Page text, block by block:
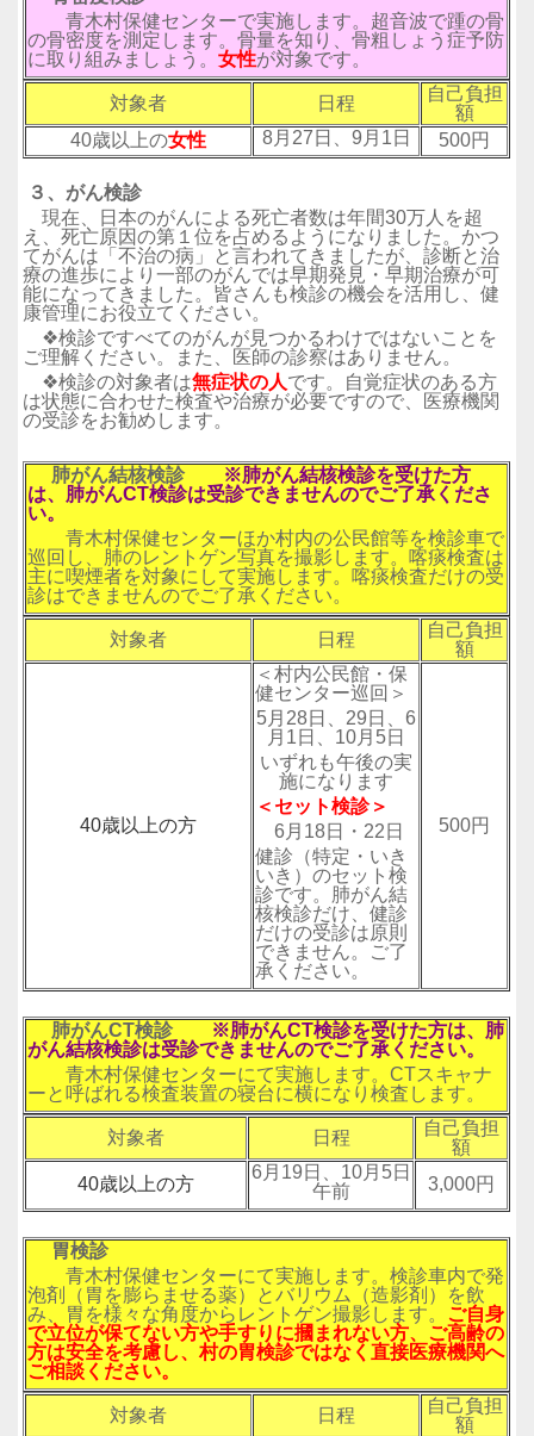
青木村保健センターで実施します。超音波で踵の骨
の骨密度を測定します。骨量を知り、骨粗しょう症予防
に取り組みましょう。女性が対象です。
対象者 日程
自己負担
額
40歳以上の女性 8月27日、9月1日 500円
３、がん検診
現在、日本のがんによる死亡者数は年間30万人を超
え、死亡原因の第１位を占めるようになりました。かつ
てがんは「不治の病」と言われてきましたが、診断と治
療の進歩により一部のがんでは早期発見・早期治療が可
能になってきました。皆さんも検診の機会を活用し、健
康管理にお役立てください。
❖検診ですべてのがんが見つかるわけではないことを
ご理解ください。また、医師の診察はありません。
❖検診の対象者は無症状の人です。自覚症状のある方
は状態に合わせた検査や治療が必要ですので、医療機関
の受診をお勧めします。
肺がん結核検診
※肺がん結核検診を受けた方
は、肺がんCT検診は受診できませんのでご了承くださ
い。
青木村保健センターほか村内の公民館等を検診車で
巡回し、肺のレントゲン写真を撮影します。喀痰検査は
主に喫煙者を対象にして実施します。喀痰検査だけの受
診はできませんのでご了承ください。
対象者 日程
自己負担
額
40歳以上の方
＜村内公民館・保
健センター巡回＞
5月28日、29日、6
月1日、10月5日
いずれも午後の実
施になります
＜セット検診＞
6月18日・22日
健診（特定・いき
いき）のセット検
診です。肺がん結
核検診だけ、健診
だけの受診は原則
できません。ご了
承ください。
500円
肺がんCT検診 ※肺がんCT検診を受けた方は、肺
がん結核検診は受診できませんのでご了承ください。
青木村保健センターにて実施します。CTスキャナ
ーと呼ばれる検査装置の寝台に横になり検査します。
対象者 日程
自己負担
額
40歳以上の方
6月19日、10月5日
午前
3,000円
胃検診
青木村保健センターにて実施します。検診車内で発
泡剤（胃を膨らませる薬）とバリウム（造影剤）を飲
み、胃を様々な角度からレントゲン撮影します。 ご自身
で立位が保てない方や手すりに摑まれない方、ご高齢の
方は安全を考慮し、村の胃検診ではなく直接医療機関へ
ご相談ください。
対象者 日程
自己負担
額